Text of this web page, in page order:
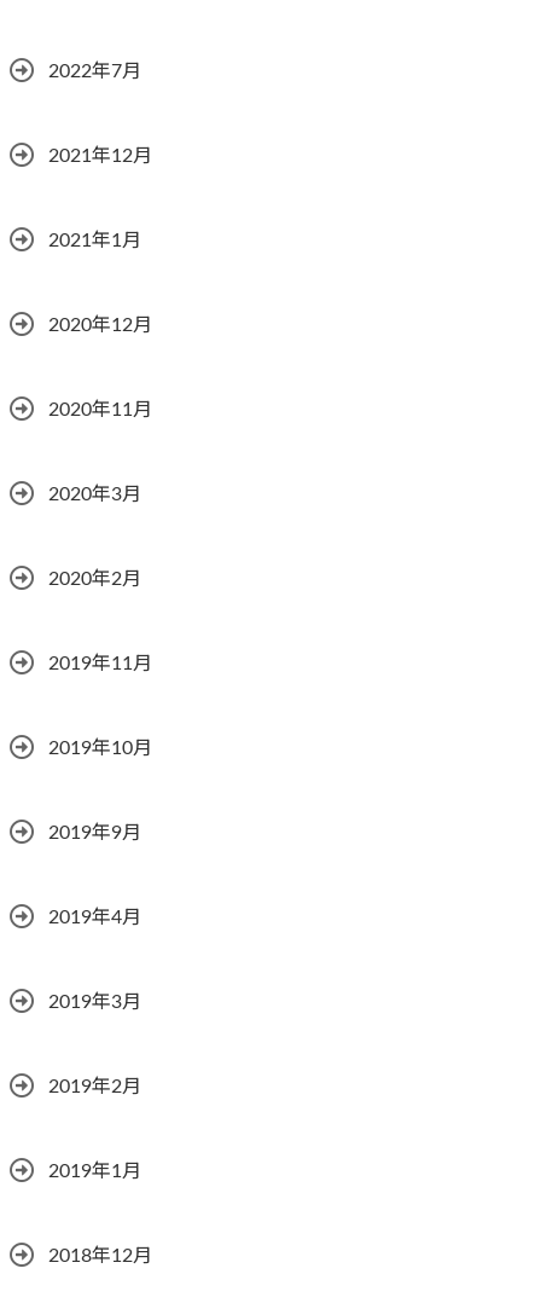
2022年7月
2021年12月
2021年1月
2020年12月
2020年11月
2020年3月
2020年2月
2019年11月
2019年10月
2019年9月
2019年4月
2019年3月
2019年2月
2019年1月
2018年12月